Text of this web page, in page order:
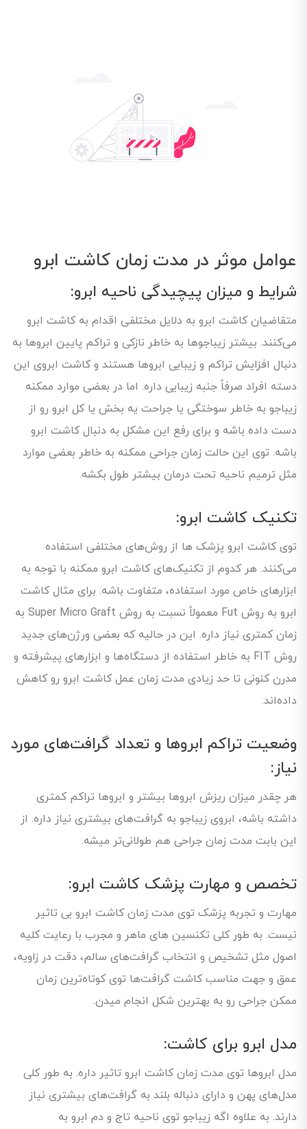
عوامل موثر در مدت زمان کاشت ابرو
شرایط و میزان پیچیدگی ناحیه ابرو:
متقاضیان کاشت ابرو به دلایل مختلفی اقدام به کاشت ابرو
می‌کنند. بیشتر زیباجوها به خاطر نازکی و تراکم پایین ابروها به
دنبال افزایش تراکم و زیبایی ابروها هستند و کاشت ابروی این
دسته افراد صرفاً جنبه زیبایی داره. اما در بعضی موارد ممکنه
زیباجو به خاطر سوختگی یا جراحت یه بخش یا کل ابرو رو از
دست داده باشه و برای رفع این مشکل به دنبال کاشت ابرو
باشه. توی این حالت زمان جراحی ممکنه به خاطر بعضی موارد
مثل ترمیم ناحیه تحت درمان بیشتر طول بکشه.
تکنیک کاشت ابرو:
توی کاشت ابرو پزشک ها از روش‌های مختلفی استفاده
می‌کنند. هر کدوم از تکنیک‌های کاشت ابرو ممکنه با توجه به
ابزارهای خاص مورد استفاده، متفاوت باشه. برای مثال کاشت
ابرو به روش Fut معمولاً نسبت به روش Super Micro Graft به
زمان کمتری نیاز داره. این در حالیه که بعضی ورژن‌های جدید
روش FIT به خاطر استفاده از دستگاه‌ها و ابزارهای پیشرفته و
مدرن کنونی تا حد زیادی مدت زمان عمل کاشت ابرو رو کاهش
داده‌اند.
وضعیت تراکم ابروها و تعداد گرافت‌های مورد
نیاز:
هر چقدر میزان ریزش ابروها بیشتر و ابروها تراکم کمتری
داشته باشه، ابروی زیباجو به گرافت‌های بیشتری نیاز داره. از
این بابت مدت زمان جراحی هم طولانی‌تر میشه.
تخصص و مهارت پزشک کاشت ابرو:
مهارت و تجربه پزشک توی مدت زمان کاشت ابرو بی تاثیر
نیست. به طور کلی تکنسین های ماهر و مجرب با رعایت کلیه
اصول مثل تشخیص و انتخاب گرافت‌های سالم، دقت در زاویه،
عمق و جهت مناسب کاشت گرافت‌ها توی کوتاه‌ترین زمان
ممکن جراحی رو به بهترین شکل انجام میدن.
مدل ابرو برای کاشت:
مدل ابروها توی مدت زمان کاشت ابرو تاثیر داره. به طور کلی
مدل‌های پهن و دارای دنباله بلند به گرافت‌های بیشتری نیاز
دارند. به علاوه اگه زیباجو توی ناحیه تاج و دم ابرو به